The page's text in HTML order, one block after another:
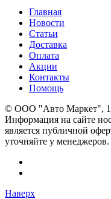
Главная
Новости
Статьи
Доставка
Оплата
Акции
Контакты
Помощь
© OOO "Авто Маркет",
Информация на сайте
является публичной
уточняйте у менеджеров.
Наверх